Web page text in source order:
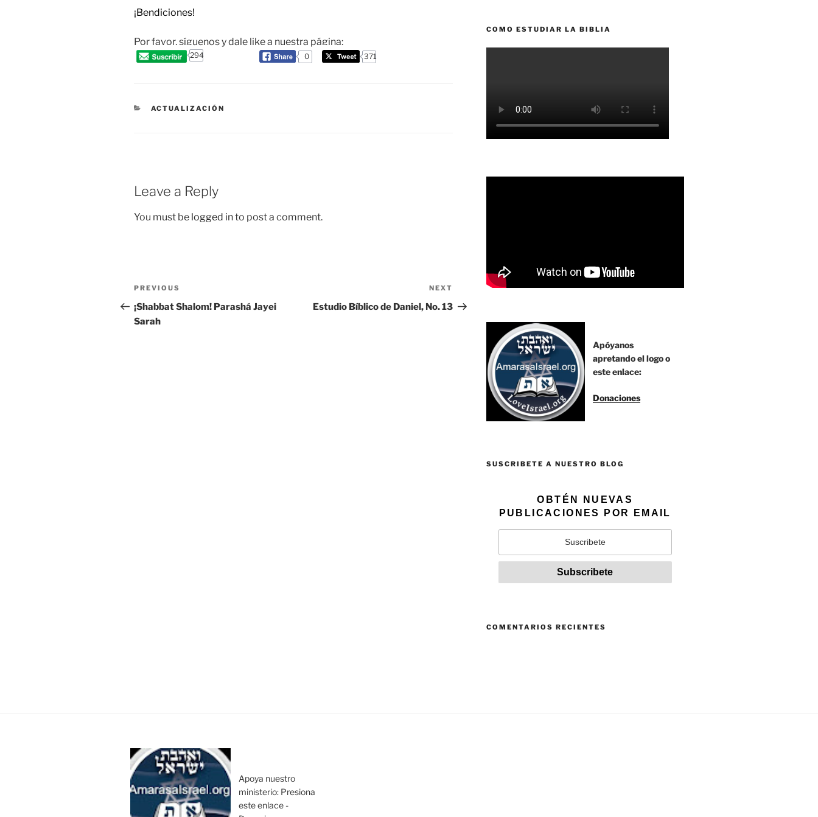
¡Bendiciones!
Por favor, síguenos y dale like a nuestra página:
294 0 371
CATEGORIES
ACTUALIZACIÓN
Leave a Reply
You must be logged into post a comment.
Post
navigation
Previous
Post
PREVIOUS
¡Shabbat Shalom! Parashá Jayei
Sarah
Post
NEXT
Estudio Bíblico de Daniel, No. 13
COMO ESTUDIAR LA BIBLIA
Apóyanos
apretando el logo o
este enlace:
Donaciones
SUSCRIBETE A NUESTRO BLOG
OBTÉN NUEVAS
PUBLICACIONES POR EMAIL
COMENTARIOS RECIENTES
Apoya nuestro
ministerio: Presiona
este enlace -